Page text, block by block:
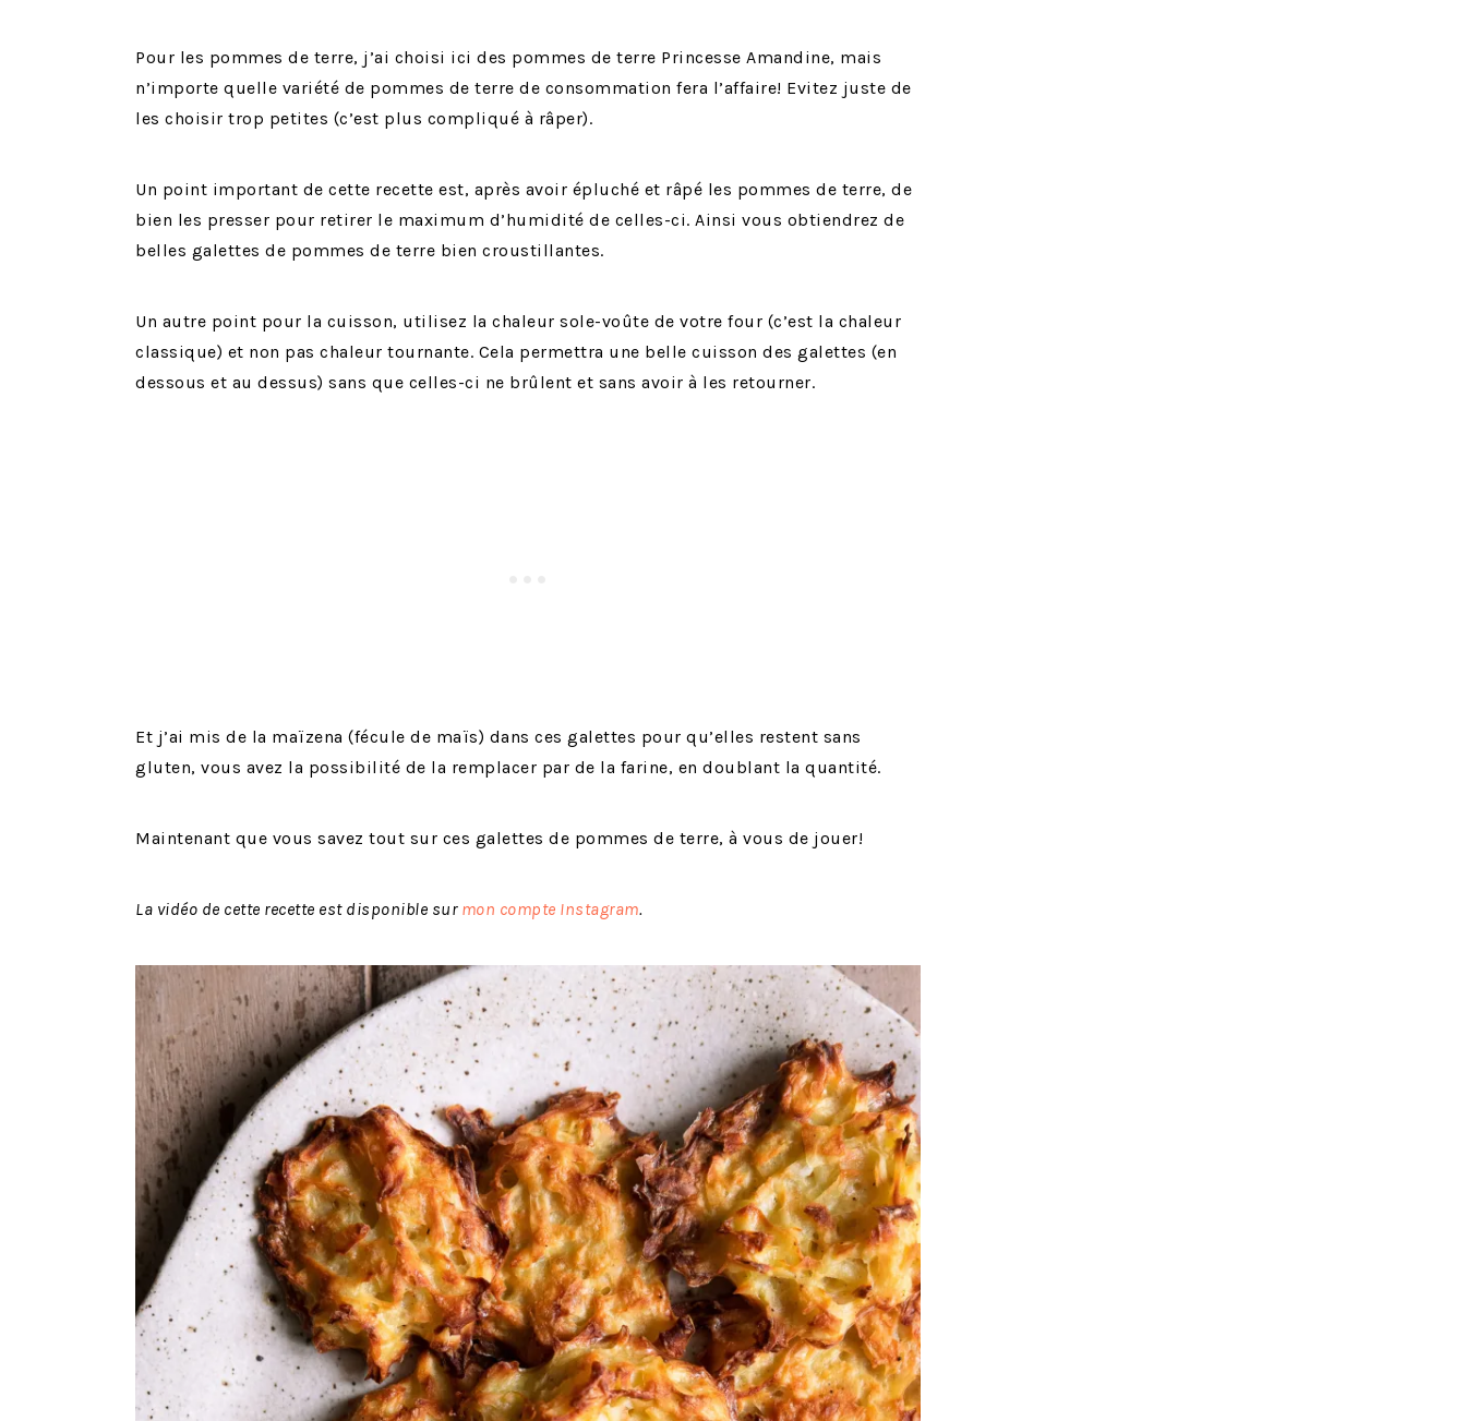
Pour les pommes de terre, j’ai choisi ici des pommes de terre Princesse Amandine, mais
n’importe quelle variété de pommes de terre de consommation fera l’affaire! Evitez juste de
les choisir trop petites (c’est plus compliqué à râper).
Un point important de cette recette est, après avoir épluché et râpé les pommes de terre, de
bien les presser pour retirer le maximum d’humidité de celles-ci. Ainsi vous obtiendrez de
belles galettes de pommes de terre bien croustillantes.
Un autre point pour la cuisson, utilisez la chaleur sole-voûte de votre four (c’est la chaleur
classique) et non pas chaleur tournante. Cela permettra une belle cuisson des galettes (en
dessous et au dessus) sans que celles-ci ne brûlent et sans avoir à les retourner.
Et j’ai mis de la maïzena (fécule de maïs) dans ces galettes pour qu’elles restent sans
gluten, vous avez la possibilité de la remplacer par de la farine, en doublant la quantité.
Maintenant que vous savez tout sur ces galettes de pommes de terre, à vous de jouer!
La vidéo de cette recette est disponible sur mon compte Instagram.